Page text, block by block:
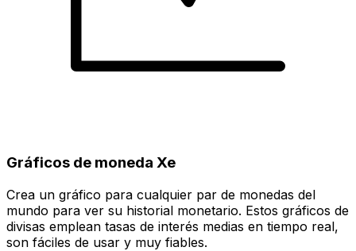
Gráficos de moneda Xe
Crea un gráfico para cualquier par de monedas del
mundo para ver su historial monetario. Estos gráficos de
divisas emplean tasas de interés medias en tiempo real,
son fáciles de usar y muy fiables.